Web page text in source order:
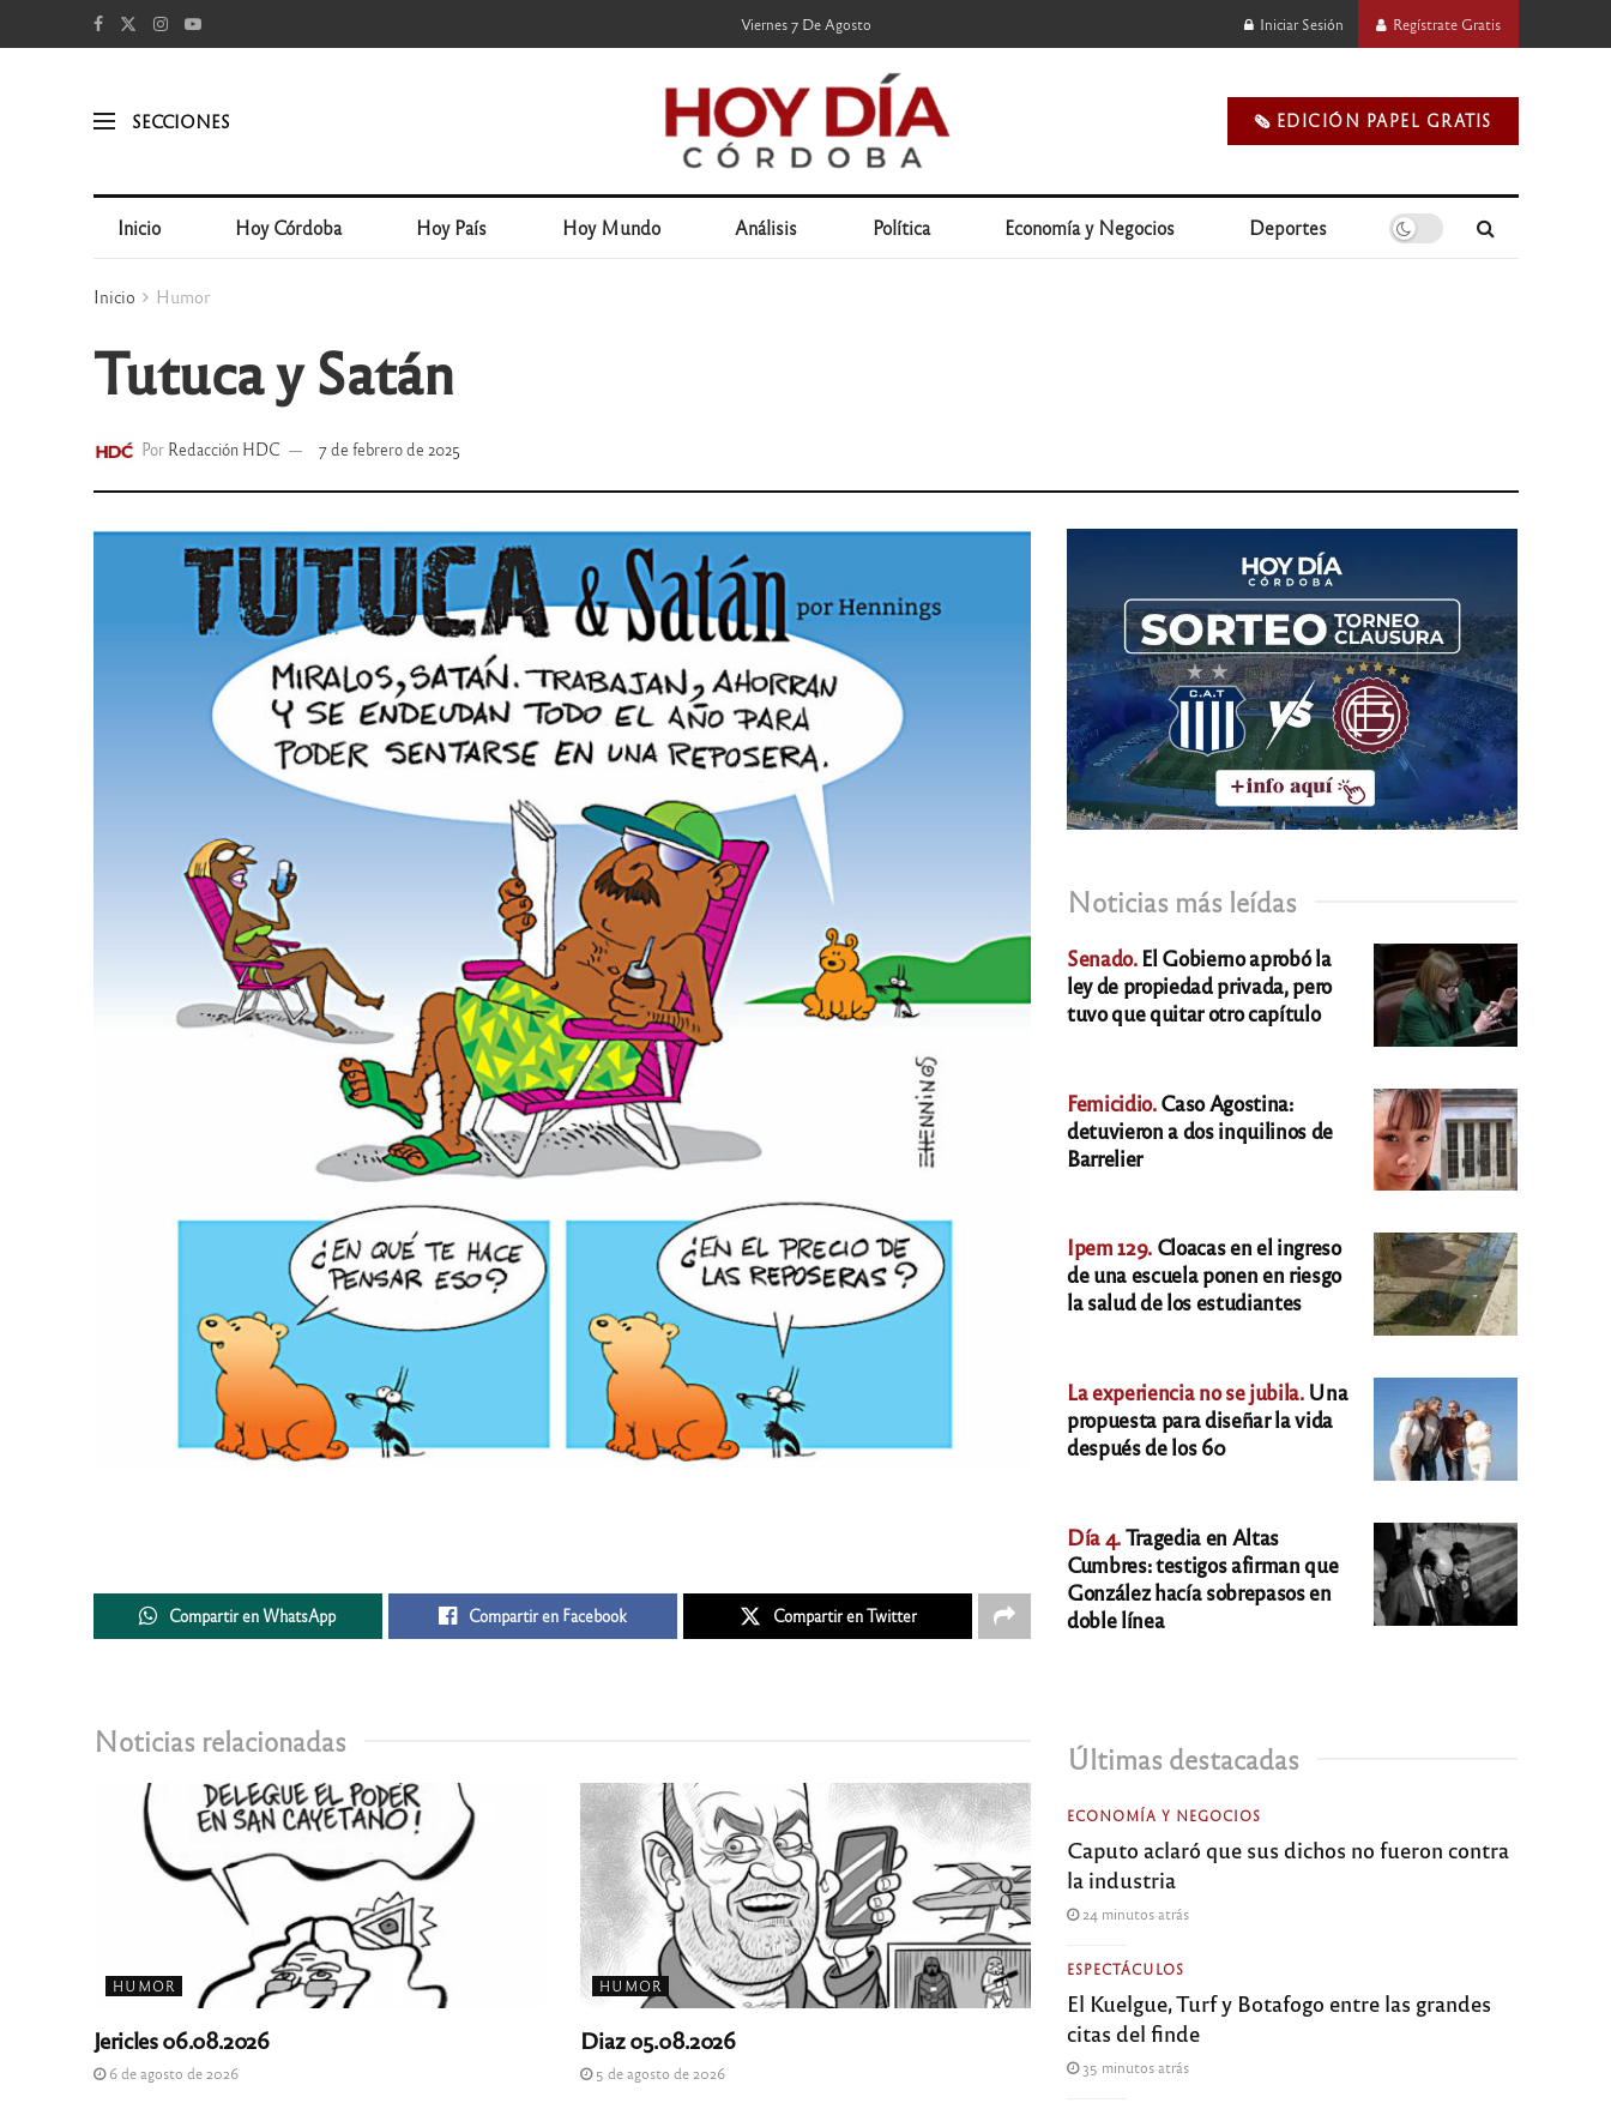
Viernes 7 De Agosto Iniciar Sesión Regístrate Gratis
SECCIONES 🗞️ EDICIÓN PAPEL GRATIS
Inicio Hoy Córdoba Hoy País Hoy Mundo Análisis Política Economía y Negocios Deportes
Inicio Humor
Tutuca y Satán
Por Redacción HDC 7 de febrero de 2025
Compartir en WhatsApp Compartir en Facebook Compartir en Twitter
Noticias relacionadas
HUMOR
Jericles 06.08.2026
6 de agosto de 2026
HUMOR
Diaz 05.08.2026
5 de agosto de 2026
Noticias más leídas
Senado.El Gobierno aprobó la
ley de propiedad privada, pero
tuvo que quitar otro capítulo
Femicidio.Caso Agostina:
detuvieron a dos inquilinos de
Barrelier
Ipem 129. Cloacas en el ingreso
de una escuela ponen en riesgo
la salud de los estudiantes
La experiencia no se jubila.Una
propuesta para diseñar la vida
después de los 60
Día 4.Tragedia en Altas
Cumbres: testigos afirman que
González hacía sobrepasos en
doble línea
Últimas destacadas
ECONOMÍA Y NEGOCIOS
Caputo aclaró que sus dichos no fueron contra
la industria
24 minutos atrás
ESPECTÁCULOS
El Kuelgue, Turf y Botafogo entre las grandes
citas del finde
35 minutos atrás